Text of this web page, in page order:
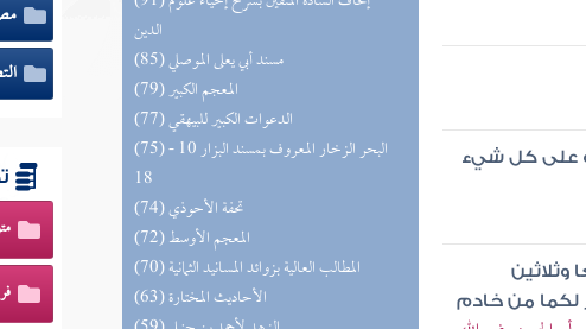
الدين
(85) مسند أبي يعلى الموصلي
(79) المعجم الكبير
(77) الدعوات الكبير للبيهقي
(75) البحر الزخار المعروف بمسند البزار 10 -
18
(74) تحفة الأحوذي
(72) المعجم الأوسط
(70) المطالب العالية بزوائد المسانيد الثمانية
(63) الأحاديث المختارة
على كل شيء
وثلاثين
لكما من خادم